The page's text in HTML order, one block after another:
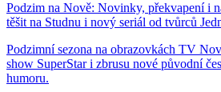
Podzim na Nově: Novinky, překvapení i
těšit na Studnu i nový seriál od tvůrců
Podzimní sezona na obrazovkách TV
show SuperStar i zbrusu nové původní
humoru.